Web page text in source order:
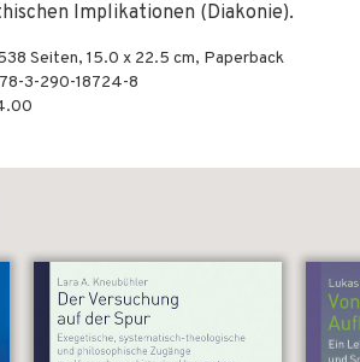
Implikationen (Diakonie).
Seiten, 15.0 x 22.5 cm, Paperback
3-290-18724-8